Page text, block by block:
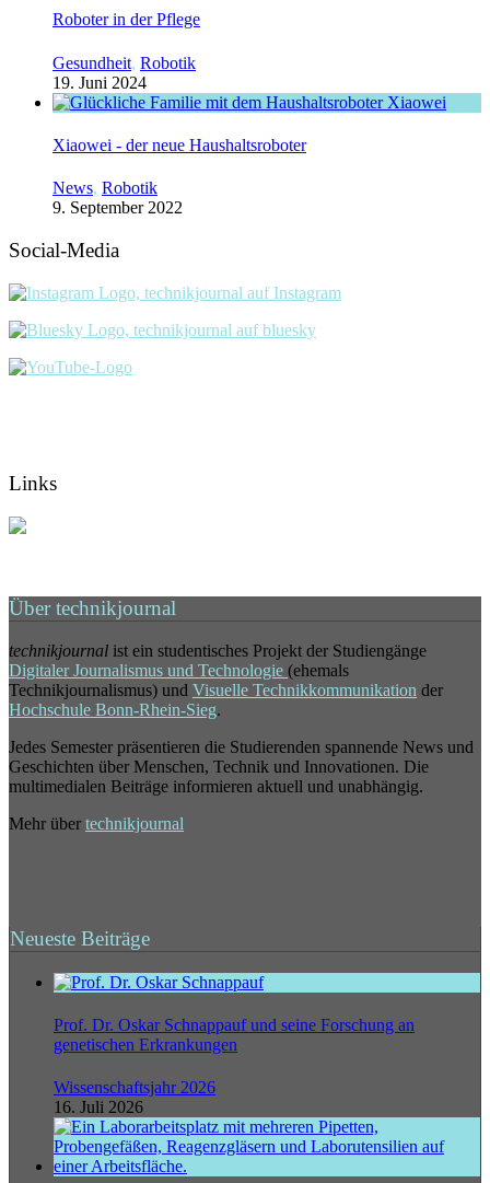
Roboter in der Pflege
Gesundheit, Robotik
19. Juni 2024
Xiaowei - der neue Haushaltsroboter
News, Robotik
9. September 2022
Social-Media
Links
Über technikjournal
technikjournal ist ein studentisches Projekt der Studiengänge
Digitaler Journalismus und Technologie (ehemals
Technikjournalismus) und Visuelle Technikkommunikation der
Hochschule Bonn-Rhein-Sieg.
Jedes Semester präsentieren die Studierenden spannende News und
Geschichten über Menschen, Technik und Innovationen. Die
multimedialen Beiträge informieren aktuell und unabhängig.
Mehr über technikjournal
Neueste Beiträge
Prof. Dr. Oskar Schnappauf und seine Forschung an
genetischen Erkrankungen
Wissenschaftsjahr 2026
16. Juli 2026